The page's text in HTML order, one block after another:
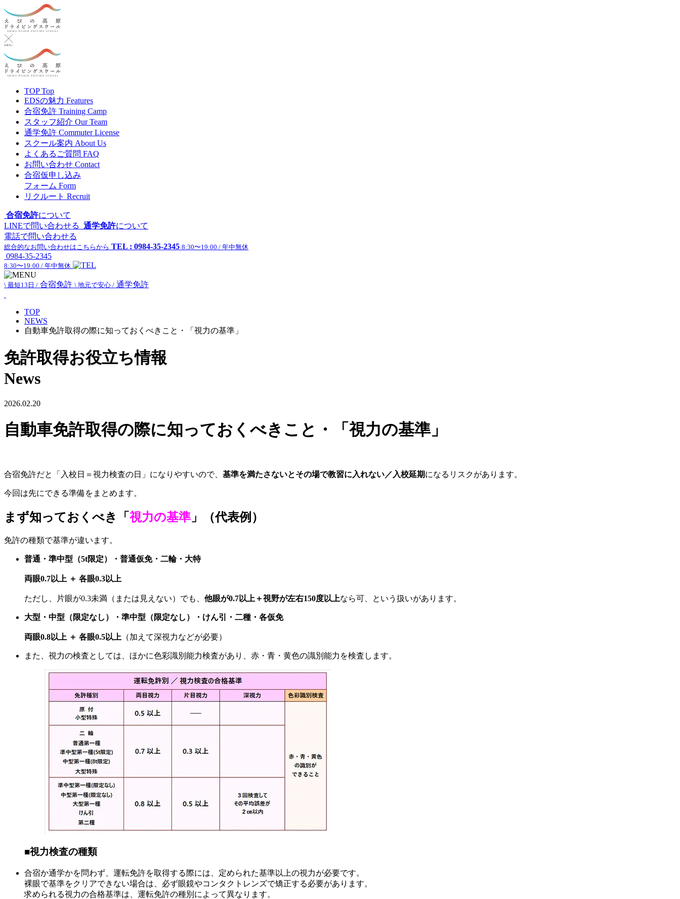
TOP Top
EDSの魅力 Features
合宿免許 Training Camp
スタッフ紹介 Our Team
通学免許 Commuter License
スクール案内 About Us
よくあるご質問 FAQ
お問い合わせ Contact
合宿仮申し込み
フォーム Form
リクルート Recruit
合宿免許について
LINEで問い合わせる 通学免許について
電話で問い合わせる
総合的なお問い合わせはこちらから TEL : 0984-35-2345 8:30〜19:00 / 年中無休
0984-35-2345
8:30〜19:00 / 年中無休
\ 最短13日 / 合宿免許 \ 地元で安心 / 通学免許
TOP
NEWS
自動車免許取得の際に知っておくべきこと・「視力の基準」
免許取得お役立ち情報
News
2026.02.20
自動車免許取得の際に知っておくべきこと・「視力の基準」
合宿免許だと「入校日＝視力検査の日」になりやすいので、 基準を満たさないとその場で教習に入れない／入校延期になるリスクがあります。
今回は先にできる準備をまとめます。
まず知っておくべき「 視力の基準 」（代表例）
免許の種類で基準が違います。
普通・準中型（5t限定）・普通仮免・二輪・大特
両眼0.7以上 ＋ 各眼0.3以上
ただし、片眼が0.3未満（または見えない）でも、 他眼が0.7以上＋視野が左右150度以上なら可、という扱いがあります。
大型・中型（限定なし）・準中型（限定なし）・けん引・二種・各仮免
両眼0.8以上 ＋ 各眼0.5以上 （加えて深視力などが必要）
また、視力の検査としては、ほかに色彩識別能力検査があり、赤・青・黄色の識別能力を検査します。
■視力検査の種類
合宿か通学かを問わず、運転免許を取得する際には、定められた基準以上の視力が必要です。
裸眼で基準をクリアできない場合は、必ず眼鏡やコンタクトレンズで矯正する必要があります。
求められる視力の合格基準は、運転免許の種別によって異なります。